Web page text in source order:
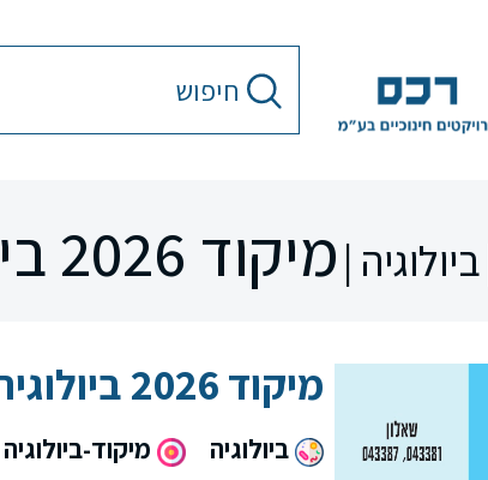
ביולוגיה |מיקוד 2026 ביולוגיה
מיקוד 2026 ביולוגיה
ביולוגיה
מיקוד-ביולוגיה